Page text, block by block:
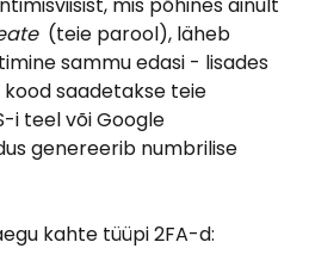
(teie parool), läheb
sammu edasi - lisades
kood saadetakse teie
i teel või Google
genereerib numbrilise
kahte tüüpi 2FA-d: